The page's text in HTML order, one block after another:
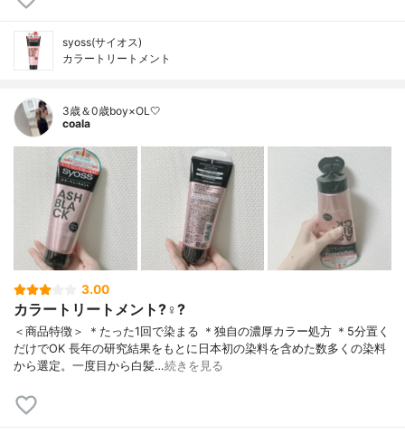
syoss(サイオス)
カラートリートメント
3歳＆0歳boy×OL🤍
coala
3.00
カラートリートメント?‍♀️?
＜商品特徴＞ ＊たった1回で染まる ＊独自の濃厚カラー処方 ＊5分置く
だけでOK ⻑年の研究結果をもとに⽇本初の染料を含めた数多くの染料
から選定。⼀度⽬から⽩髪…続きを見る